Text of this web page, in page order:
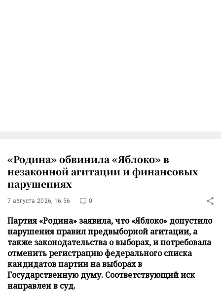
«Родина» обвинила «Яблоко» в
незаконной агитации и финансовых
нарушениях
7 августа 2026, 16:56 0
Партия «Родина» заявила, что «Яблоко» допустило
нарушения правил предвыборной агитации, а
также законодательства о выборах, и потребовала
отменить регистрацию федерального списка
кандидатов партии на выборах в
Государственную думу. Соответствующий иск
направлен в суд.